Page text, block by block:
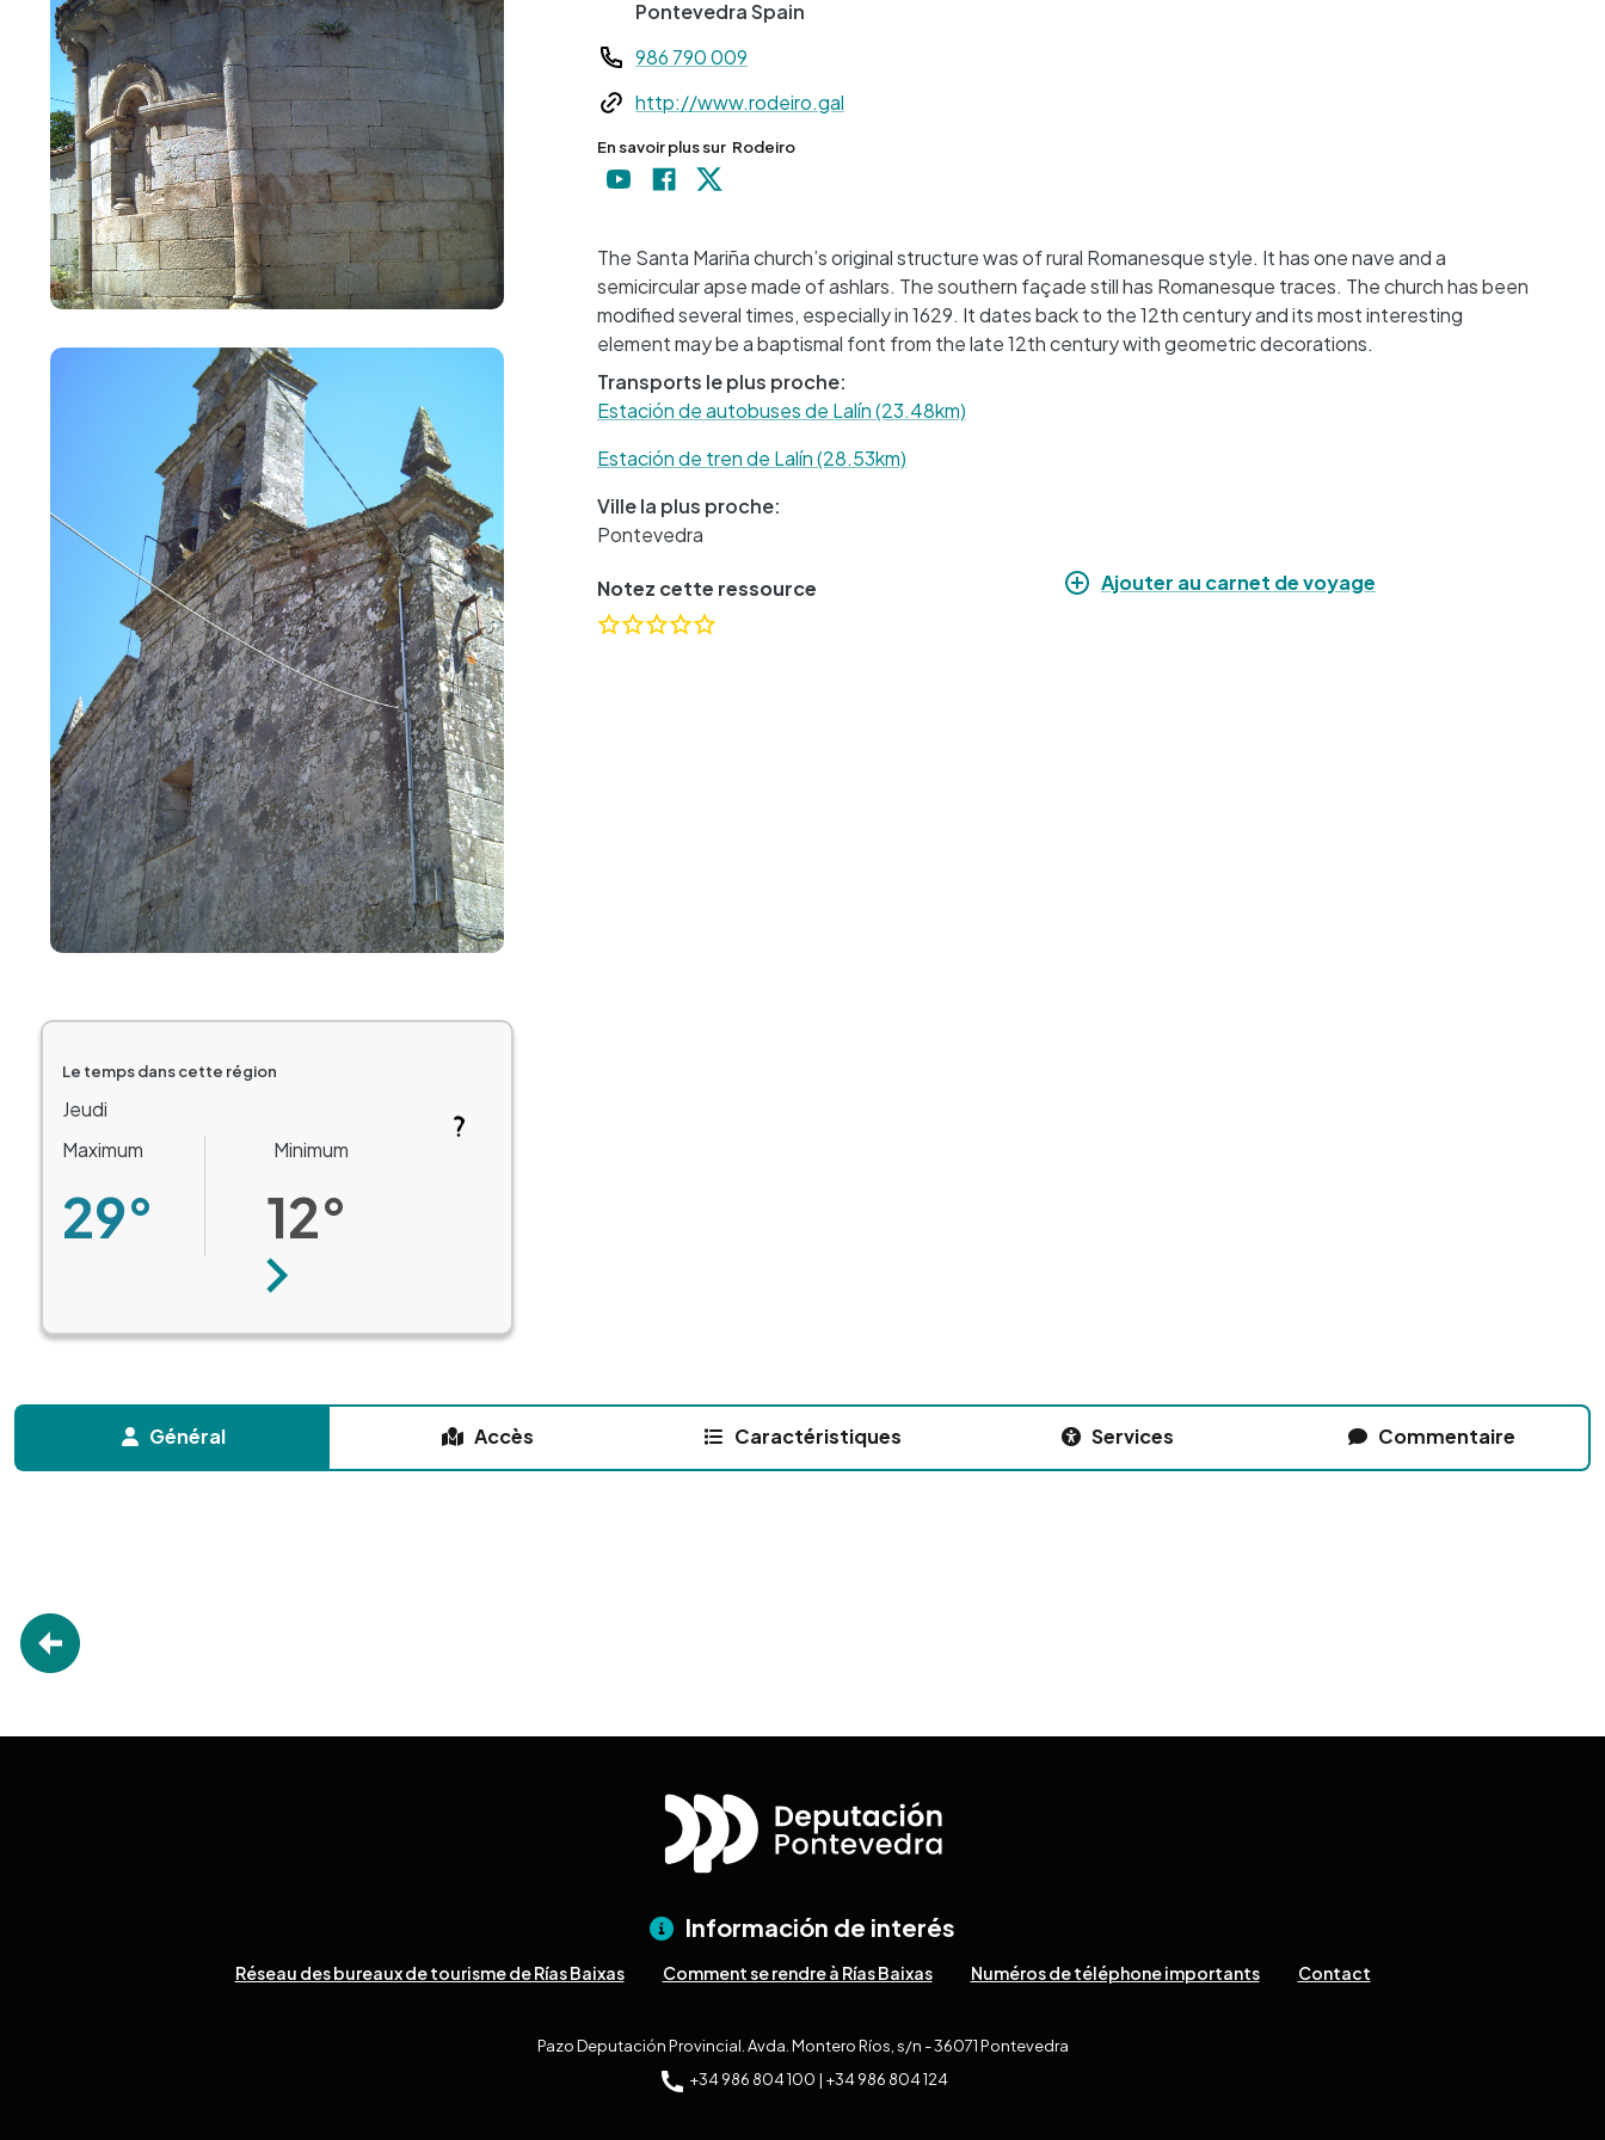
Image
Le temps dans cette région
Jeudi
Maximum
29°
Minimum
12°
Suivant
PontevedraSpain
Teléfono
986 790 009
Webhttp://www.rodeiro.gal
En savoir plus sur Rodeiro
The Santa Mariña church’s original structure was of rural Romanesque style. It has one nave and a
semicircular apse made of ashlars. The southern façade still has Romanesque traces. The church has been
modified several times, especially in 1629. It dates back to the 12th century and its most interesting
element may be a baptismal font from the late 12th century with geometric decorations.
Transports le plus proche:
Estación de autobuses de Lalín (23.48km)
Estación de tren de Lalín (28.53km)
Ville la plus proche:
Pontevedra
Notez cette ressource Ajouter au carnet de voyage
Général Accès Caractéristiques Services Commentaire
Información de interés
Réseau des bureaux de tourisme de Rías Baixas Comment se rendre à Rías Baixas Numéros de téléphone importants Contact
Pazo Deputación Provincial. Avda. Montero Ríos, s/n - 36071 Pontevedra
+34 986 804 100 | +34 986 804 124